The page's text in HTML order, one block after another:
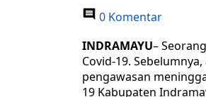
0 Komentar
INDRAMAYU–
Covid-19.
pengawasan
19 Kabupaten